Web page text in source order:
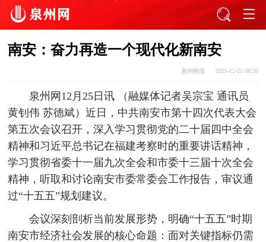
南安：奋力再造一个现代化新南安
泉州晚报 2025-12-25 08:20
泉州网12月25日讯 （融媒体记者吴宗宝 通讯员
黄钊伟 苏德斌）近日，中共南安市第十四次代表大会
第五次会议召开，深入学习贯彻党的二十届四中全会
精神和习近平总书记在福建考察时的重要讲话精神，
学习贯彻省委十一届九次全会和市委十三届十次全会
精神，听取和讨论南安市委常委会工作报告，审议通
过“十五五”规划建议。
会议深刻剖析当前发展形势，明确“十五五”时期
南安市经济社会发展的核心命题：面对关键指标仍需